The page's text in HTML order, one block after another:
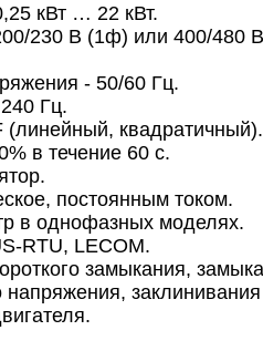
кВт … 22 кВт.
230 В (1ф) или 400/480 В
- 50/60 Гц.
Гц.
квадратичный).
в течение 60 с.
постоянным током.
в однофазных моделях.
RTU, LECOM.
замыкания,
заклинивания